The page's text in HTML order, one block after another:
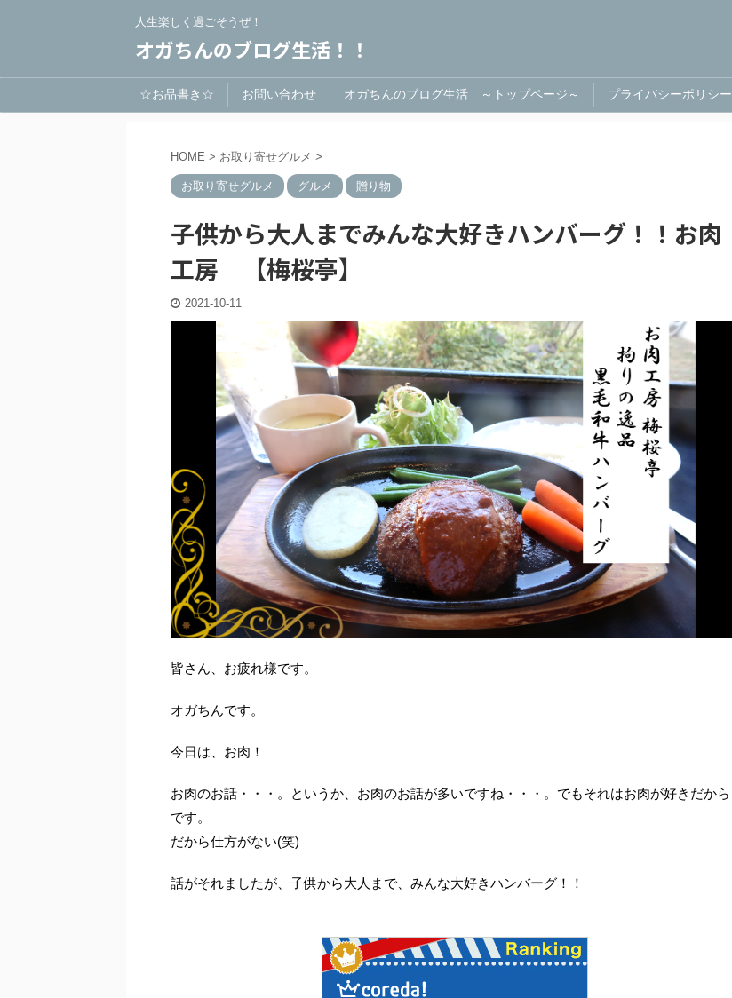
人生楽しく過ごそうぜ！
オガちんのブログ生活！！
☆お品書き☆ お問い合わせ オガちんのブログ生活 ～トップページ～ プライバシーポリシー
HOME > お取り寄せグルメ >
お取り寄せグルメ グルメ 贈り物
子供から大人までみんな大好きハンバーグ！！お肉
工房 【梅桜亭】
2021-10-11
皆さん、お疲れ様です。
オガちんです。
今日は、お肉！
お肉のお話・・・。というか、お肉のお話が多いですね・・・。でもそれはお肉が好きだから
です。
だから仕方がない(笑)
話がそれましたが、子供から大人まで、みんな大好きハンバーグ！！